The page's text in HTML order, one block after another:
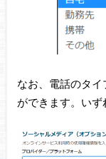
なお、電話のタ
ができます。いず